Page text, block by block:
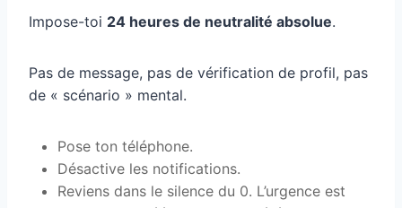
Impose-toi 24 heures de neutralité absolue.
Pas de message, pas de vérification de profil, pas
de « scénario » mental.
Pose ton téléphone.
Désactive les notifications.
Reviens dans le silence du 0. L’urgence est